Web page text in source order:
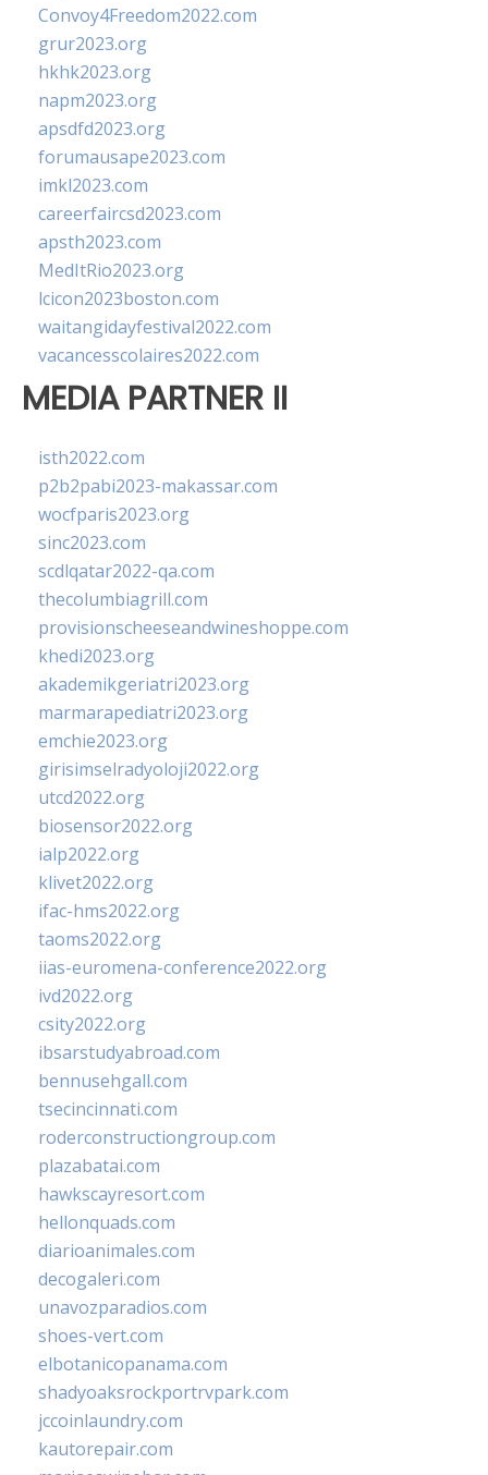
Convoy4Freedom2022.com
grur2023.org
hkhk2023.org
napm2023.org
apsdfd2023.org
forumausape2023.com
imkl2023.com
careerfaircsd2023.com
apsth2023.com
MedItRio2023.org
lcicon2023boston.com
waitangidayfestival2022.com
vacancesscolaires2022.com
MEDIA PARTNER II
isth2022.com
p2b2pabi2023-makassar.com
wocfparis2023.org
sinc2023.com
scdlqatar2022-qa.com
thecolumbiagrill.com
provisionscheeseandwineshoppe.com
khedi2023.org
akademikgeriatri2023.org
marmarapediatri2023.org
emchie2023.org
girisimselradyoloji2022.org
utcd2022.org
biosensor2022.org
ialp2022.org
klivet2022.org
ifac-hms2022.org
taoms2022.org
iias-euromena-conference2022.org
ivd2022.org
csity2022.org
ibsarstudyabroad.com
bennusehgall.com
tsecincinnati.com
roderconstructiongroup.com
plazabatai.com
hawkscayresort.com
hellonquads.com
diarioanimales.com
decogaleri.com
unavozparadios.com
shoes-vert.com
elbotanicopanama.com
shadyoaksrockportrvpark.com
jccoinlaundry.com
kautorepair.com